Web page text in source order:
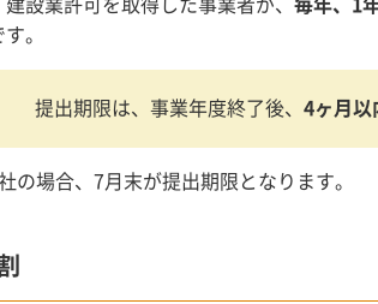
設業許可を取得した事業者が、 毎年、1
す。
提出期限は、事業年度終了後、 4ヶ月以
の場合、7月末が提出期限となります。